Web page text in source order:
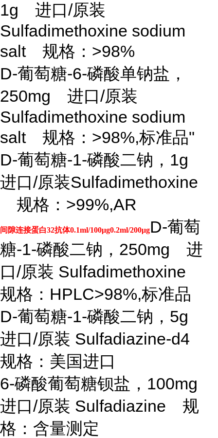
1g 进口/原装
Sulfadimethoxine sodium
salt 规格：>98%
D-葡萄糖-6-磷酸单钠盐，
250mg 进口/原装
Sulfadimethoxine sodium
salt 规格：>98%,标准品"
D-葡萄糖-1-磷酸二钠，1g
进口/原装Sulfadimethoxine
规格：>99%,AR
间隙连接蛋白32抗体0.1ml/100μg0.2ml/200μgD-葡萄
糖-1-磷酸二钠，250mg 进
口/原装 Sulfadimethoxine
规格：HPLC>98%,标准品
D-葡萄糖-1-磷酸二钠，5g
进口/原装 Sulfadiazine-d4
规格：美国进口
6-磷酸葡萄糖钡盐，100mg
进口/原装 Sulfadiazine 规
格：含量测定